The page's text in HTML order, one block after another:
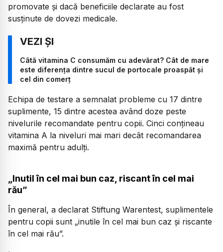
promovate și dacă beneficiile declarate au fost
susținute de dovezi medicale.
Câtă vitamina C consumăm cu adevărat? Cât de mare
este diferența dintre sucul de portocale proaspăt și
cel din comerț
Echipa de testare a semnalat probleme cu 17 dintre
suplimente, 15 dintre acestea având doze peste
nivelurile recomandate pentru copii. Cinci conțineau
vitamina A la niveluri mai mari decât recomandarea
maximă pentru adulți.
„Inutil în cel mai bun caz, riscant în cel mai
rău”
În general, a declarat Stiftung Warentest, suplimentele
pentru copii sunt „inutile în cel mai bun caz și riscante
în cel mai rău”.